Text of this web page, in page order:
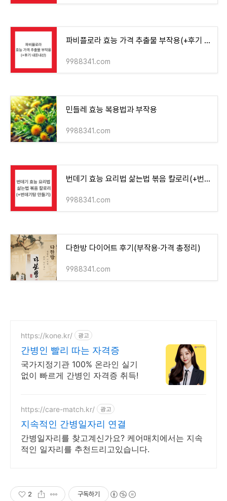
파비플로라 효능 가격 추출물 부작용(+후기 내돈내산)
9988341.com
민들레 효능 복용법과 부작용
9988341.com
번데기 효능 요리법 삶는법 볶음 칼로리(+번데기탕 만들기)
9988341.com
다한방 다이어트 후기(부작용·가격 총정리)
9988341.com
https://kone.kr/ 광고
간병인 빨리 따는 자격증
국가지정기관 100% 온라인 실기
없이 빠르게 간병인 자격증 취득!
https://care-match.kr/ 광고
지속적인 간병일자리 연결
간병일자리를 찾고계신가요? 케어매치에서는 지속
적인 일자리를 추천드리고있습니다.
2 구독하기